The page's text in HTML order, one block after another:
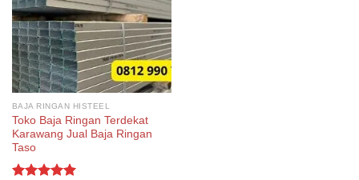
BAJA RINGAN HISTEEL
Toko Baja Ringan Terdekat
Karawang Jual Baja Ringan
Taso